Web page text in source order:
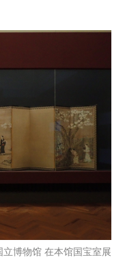
博物馆 在本馆国宝室展